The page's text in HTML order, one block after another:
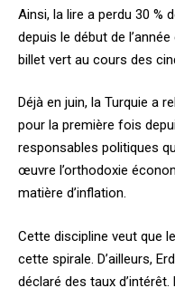
Ainsi, la lire a perdu 30 %
depuis le début de
billet vert au cours des
Déjà en juin, la Turquie a
pour la première fois
responsables politiques
œuvre l’orthodoxie
matière d’inflation.
Cette discipline veut que
cette spirale. D’ailleurs,
déclaré des taux